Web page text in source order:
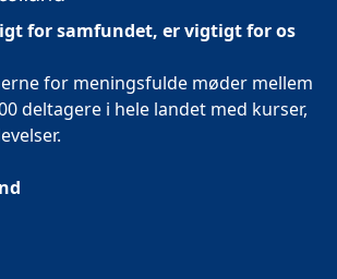
for samfundet, er vigtigt for os
for meningsfulde møder mellem
deltagere i hele landet med kurser,